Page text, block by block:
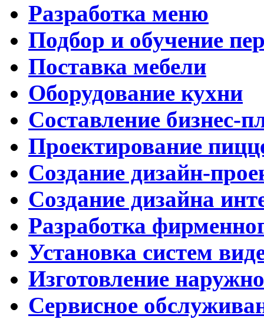
Разработка меню
Подбор и обучение
Поставка мебели
Оборудование кухни
Составление бизнес-
Проектирование
Создание дизайн-
Создание дизайна
Разработка
Установка систем
Изготовление
Сервисное